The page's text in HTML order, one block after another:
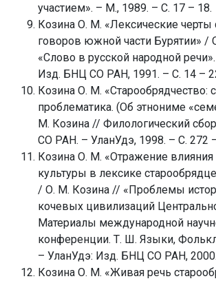
участием». – М., 1989. – С. 17 – 18.
Козина О. М. «Лексические черты
говоров южной части Бурятии» /
«Слово в русской народной
Изд. БНЦ СО РАН, 1991. – С. 14 –
Козина О. М. «Старообрядчество:
проблематика. (Об этнониме
М. Козина // Филологический
СО РАН. – УланУдэ, 1998. – С. 272
Козина О. М. «Отражение
культуры в лексике
/ О. М. Козина // «Проблемы
кочевых цивилизаций
Материалы международной
конференции. Т. Ш. Языки,
– УланУдэ: Изд. БНЦ СО РАН,
Козина О. М. «Живая речь